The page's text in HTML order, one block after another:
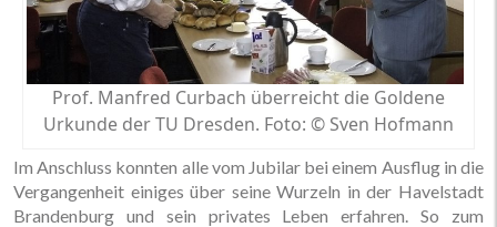
Prof. Manfred Curbach überreicht die Goldene
Urkunde der TU Dresden. Foto: © Sven Hofmann
Im Anschluss konnten alle vom Jubilar bei einem Ausflug in die
Vergangenheit einiges über seine Wurzeln in der Havelstadt
Brandenburg und sein privates Leben erfahren. So zum